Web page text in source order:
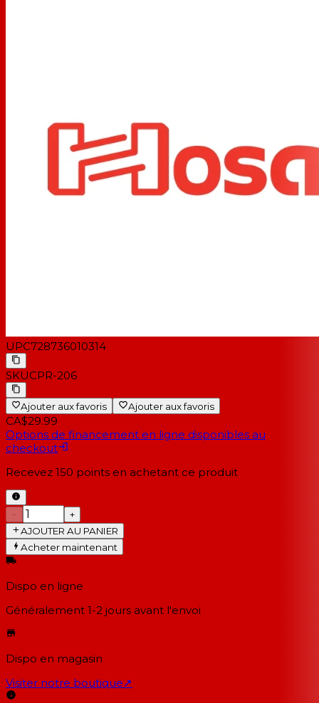
UPC728736010314
SKUCPR-206
Ajouter aux favoris Ajouter aux favoris
CA$29.99
Options de financement en ligne disponibles au
checkout
Recevez 150 points en achetant ce produit
−
+
AJOUTER AU PANIER
Acheter maintenant
Dispo en ligne
Généralement 1-2 jours avant l'envoi
Dispo en magasin
Visiter notre boutique↗